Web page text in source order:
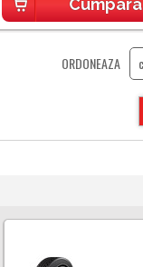
Cumpara
ORDONEAZA